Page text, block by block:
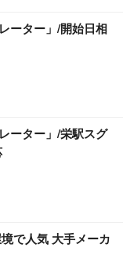
ーター」/開始日相
ーター」/栄駅スグ
で人気 大手メーカ